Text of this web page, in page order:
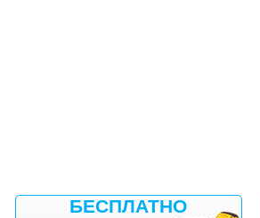
БЕСПЛАТНО